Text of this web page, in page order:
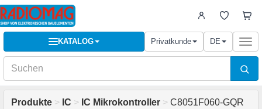
KATALOG Privatkunde DE
Produkte > IC > IC Mikrokontroller > C8051F060-GQR